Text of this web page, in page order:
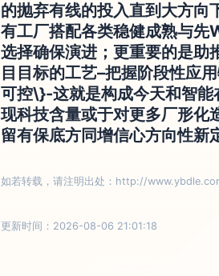
的抛弃有线的投入直到大方向
有工厂搭配各类稳健成熟与
选择确保演进；更重要的是助
目目标的工艺–把握阶段性应
可控\}-这就是构成今天和智能
现科技含量或于对更多厂形
留有保底方同增信心方向性新
如若转载，请注明出处：http://
更新时间：2026-08-06 21:01:18